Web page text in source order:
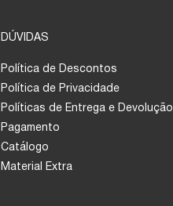
DÚVIDAS
Política de Descontos
Política de Privacidade
Políticas de Entrega e Devolução
Pagamento
Catálogo
Material Extra